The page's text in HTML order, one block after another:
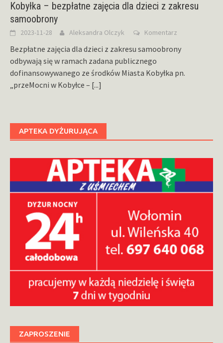
Kobyłka – bezpłatne zajęcia dla dzieci z zakresu
samoobrony
2023-11-28 Aleksandra Olczyk Komentarz
Bezpłatne zajęcia dla dzieci z zakresu samoobrony
odbywają się w ramach zadana publicznego
dofinansowywanego ze środków Miasta Kobyłka pn.
„przeMocni w Kobyłce – [...]
APTEKA DYŻURUJĄCA
ZAPROSZENIE